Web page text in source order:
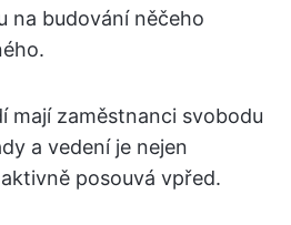
na budování něčeho
mají zaměstnanci svobodu
a vedení je nejen
posouvá vpřed.